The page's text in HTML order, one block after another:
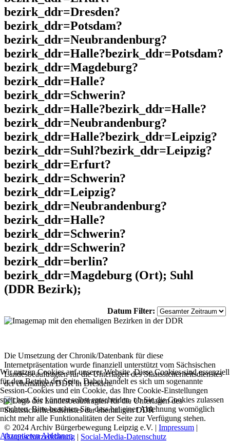
bezirk_ddr=Dresden?
bezirk_ddr=Potsdam?
bezirk_ddr=Neubrandenburg?
bezirk_ddr=Halle?bezirk_ddr=Potsdam?
bezirk_ddr=Magdeburg?
bezirk_ddr=Halle?
bezirk_ddr=Schwerin?
bezirk_ddr=Halle?bezirk_ddr=Halle?
bezirk_ddr=Neubrandenburg?
bezirk_ddr=Halle?bezirk_ddr=Leipzig?
bezirk_ddr=Suhl?bezirk_ddr=Leipzig?
bezirk_ddr=Erfurt?
bezirk_ddr=Schwerin?
bezirk_ddr=Leipzig?
bezirk_ddr=Neubrandenburg?
bezirk_ddr=Halle?
bezirk_ddr=Schwerin?
bezirk_ddr=Schwerin?
bezirk_ddr=berlin?
bezirk_ddr=Magdeburg (Ort); Suhl
(DDR Bezirk);
Datum Filter:
Die Umsetzung der Chronik/Datenbank für diese
Internetpräsentation wurde finanziell unterstützt vom Sächsischen
Landesbeauftragten für die Unterlagen des Staatssicherheitsdienstes
der ehemaligen DDR in Dresden.
© 2024 Archiv Bürgerbewegung Leipzig e.V. | Impressum |
Datenschutzerklärung | Social-Media-Datenschutz
Wir nutzen Cookies auf unserer Website. Diese Cookies sind essenziell
für den Betrieb der Seite. Dabei handelt es sich um sogenannte
Session-Cookies und ein Cookie, das Ihre Cookie-Einstellungen
speichert. Sie können selbst entscheiden, ob Sie die Cookies zulassen
möchten. Bitte beachten Sie, dass bei einer Ablehnung womöglich
nicht mehr alle Funktionalitäten der Seite zur Verfügung stehen.
AkzeptierenAblehnen